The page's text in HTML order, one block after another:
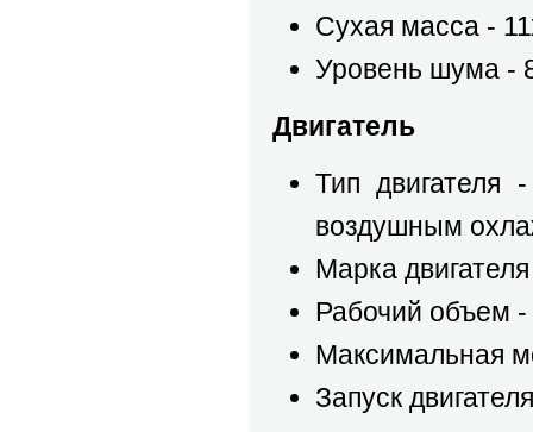
Сухая масса -
Уровень шума -
Двигатель
Тип двигателя
воздушным
Марка
Рабочий объем
Максимальная
Запуск